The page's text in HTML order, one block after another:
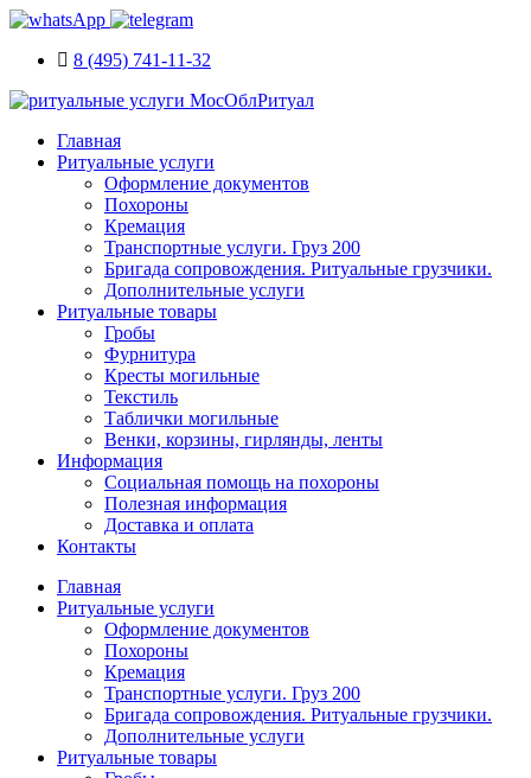
8 (495) 741-11-32
Главная
Ритуальные услуги
Оформление документов
Похороны
Кремация
Транспортные услуги. Груз 200
Бригада сопровождения. Ритуальные грузчики.
Дополнительные услуги
Ритуальные товары
Гробы
Фурнитура
Кресты могильные
Текстиль
Таблички могильные
Венки, корзины, гирлянды, ленты
Информация
Социальная помощь на похороны
Полезная информация
Доставка и оплата
Контакты
Главная
Ритуальные услуги
Оформление документов
Похороны
Кремация
Транспортные услуги. Груз 200
Бригада сопровождения. Ритуальные грузчики.
Дополнительные услуги
Ритуальные товары